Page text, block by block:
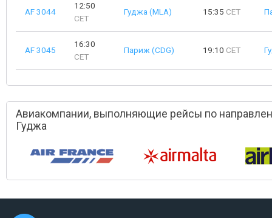
AF 3044
12:50
CET
Гуджа (MLA) 15:35 CET
AF 3045
16:30
CET
Париж (CDG) 19:10 CET
Авиакомпании, выполняющие рейсы по
Гуджа